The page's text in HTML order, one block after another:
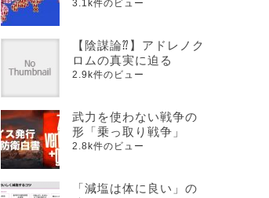
3.1k件のビュー
【陰謀論⁇】アドレノク
ロムの真実に迫る
2.9k件のビュー
武力を使わない戦争の
形「乗っ取り戦争」
2.8k件のビュー
「減塩は体に良い」の